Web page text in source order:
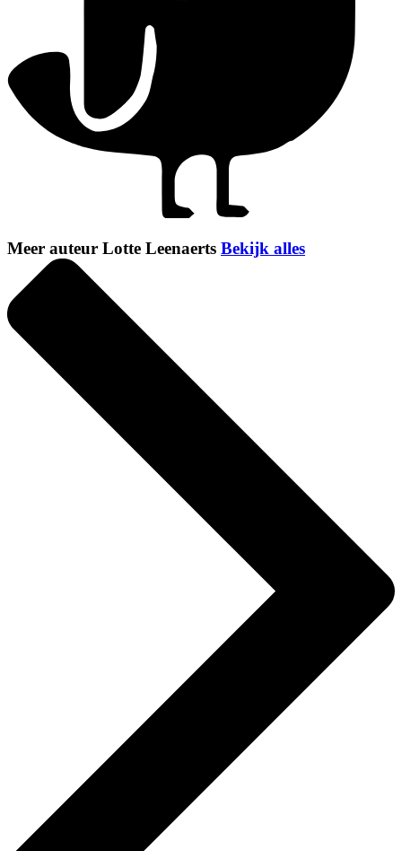
Meer auteur Lotte Leenaerts Bekijk alles